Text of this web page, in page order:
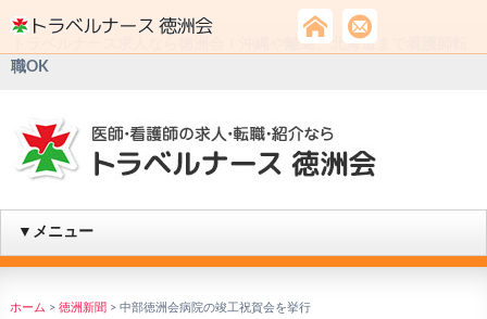
トラベルナース求人なら徳洲会！沖縄や離島、北海道まで看護師転
職OK
▼メニュー
ホーム > 徳洲新聞 > 中部徳洲会病院の竣工祝賀会を挙行